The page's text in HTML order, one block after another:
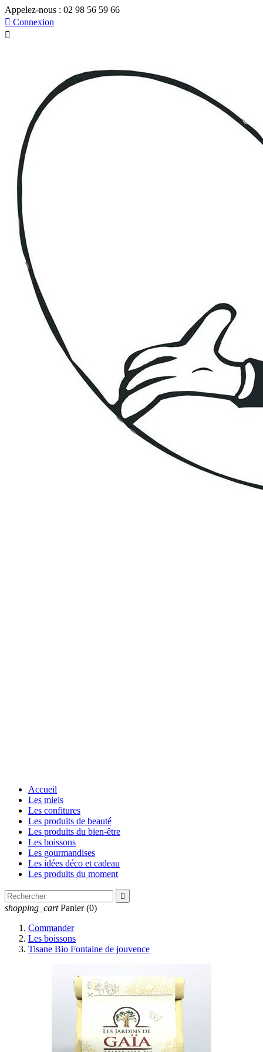
Appelez-nous : 02 98 56 59 66
 Connexion

Accueil
Les miels
Les confitures
Les produits de beauté
Les produits du bien-être
Les boissons
Les gourmandises
Les idées déco et cadeau
Les produits du moment

shopping_cart Panier (0)
Commander
Les boissons
Tisane Bio Fontaine de jouvence